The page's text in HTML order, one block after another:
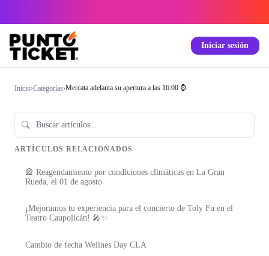
Iniciar sesión
Inicio›Categorías›Mercata adelanta su apertura a las 16:00 ⌚
ARTÍCULOS RELACIONADOS
🎡 Reagendamiento por condiciones climáticas en La Gran
Rueda, el 01 de agosto
¡Mejoramos tu experiencia para el concierto de Toly Fu en el
Teatro Caupolicán! 🎤✨
Cambio de fecha Wellnes Day CLA